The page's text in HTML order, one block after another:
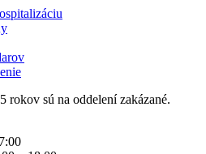
rokov sú na oddelení zakázané.